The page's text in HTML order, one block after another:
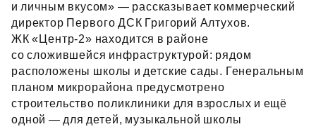
и личным вкусом» — рассказывает коммерческий
директор Первого ДСК Григорий Алтухов.
ЖК «Центр‑2» находится в районе
со сложившейся инфраструктурой: рядом
расположены школы и детские сады. Генеральным
планом микрорайона предусмотрено
строительство поликлиники для взрослых и ещё
одной — для детей, музыкальной школы